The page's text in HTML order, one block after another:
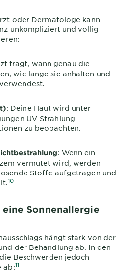
oder Dermatologe kann
unkompliziert und völlig
fragt, wann genau die
wie lange sie anhalten und
: Deine Haut wird unter
UV-Strahlung
zu beobachten.
: Wenn ein
vermutet wird, werden
Stoffe aufgetragen und
10
Sonnenallergie
hängt stark von der
der Behandlung ab. In den
Beschwerden jedoch
ab:11